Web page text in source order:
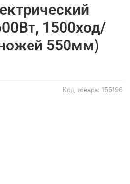
Код товара: 155196
1500ход/
550мм)